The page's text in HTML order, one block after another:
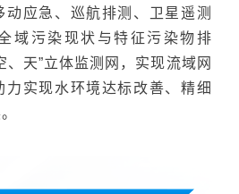
动应急、巡航排测、卫星遥测
域污染现状与特征污染物排
、天”立体监测网，实现流域网
力实现水环境达标改善、精细